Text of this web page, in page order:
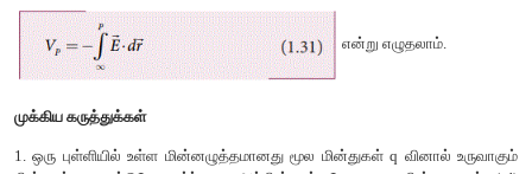
இச்சமன்பாடு (1.29) q'ஐச் சார்ந்ததல்ல. இந்த
இயற்பியல் அளவு